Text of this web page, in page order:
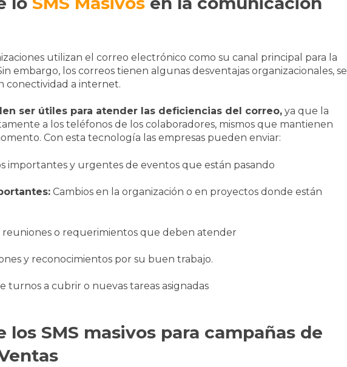
utilizan el correo electrónico como su canal principal para la
embargo, los correos tienen algunas desventajas organizacionales, se
conectividad a internet.
ser útiles para atender las deficiencias del correo, ya que la
a los teléfonos de los colaboradores, mismos que mantienen
Con esta tecnología las empresas pueden enviar:
importantes y urgentes de eventos que están pasando
Cambios en la organización o en proyectos donde están
o requerimientos que deben atender
y reconocimientos por su buen trabajo.
turnos a cubrir o nuevas tareas asignadas
los SMS masivos para campañas de